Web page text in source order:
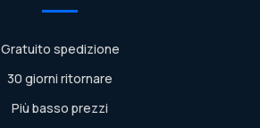
Gratuito spedizione
30 giorni ritornare
Più basso prezzi